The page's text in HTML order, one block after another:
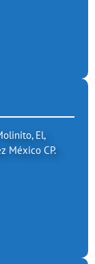
El,
México CP.